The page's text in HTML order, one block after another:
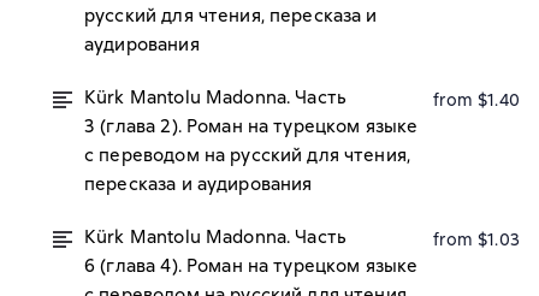
русский для чтения, пересказа и
аудирования
Kürk Mantolu Madonna. Часть
3 (глава 2). Роман на турецком языке
с переводом на русский для чтения,
пересказа и аудирования
from $1.40
Kürk Mantolu Madonna. Часть
6 (глава 4). Роман на турецком языке
from $1.03